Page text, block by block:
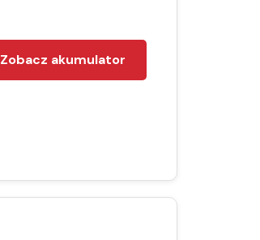
Zobacz akumulator